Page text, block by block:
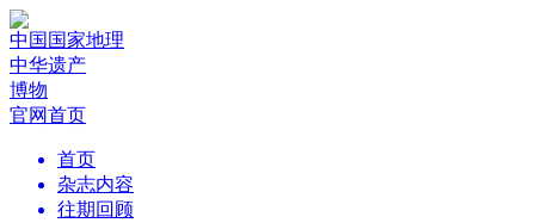
中国国家地理
中华遗产
博物
官网首页
首页
杂志内容
往期回顾